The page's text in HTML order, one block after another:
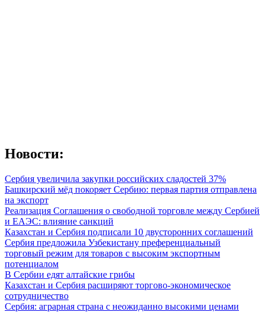
Новости:
Сербия увеличила закупки российских сладостей 37%
Башкирский мёд покоряет Сербию: первая партия отправлена
на экспорт
Реализация Соглашения о свободной торговле между Сербией
и ЕАЭС: влияние санкций
Казахстан и Сербия подписали 10 двусторонних соглашений
Сербия предложила Узбекистану преференциальный
торговый режим для товаров с высоким экспортным
потенциалом
В Сербии едят алтайские грибы
Казахстан и Сербия расширяют торгово-экономическое
сотрудничество
Сербия: аграрная страна с неожиданно высокими ценами